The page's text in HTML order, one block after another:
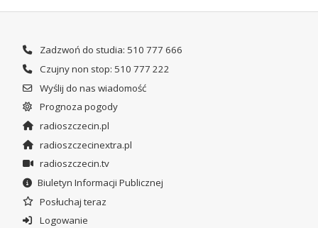
Zadzwoń do studia: 510 777 666
Czujny non stop: 510 777 222
Wyślij do nas wiadomość
Prognoza pogody
radioszczecin.pl
radioszczecinextra.pl
radioszczecin.tv
Biuletyn Informacji Publicznej
Posłuchaj teraz
Logowanie